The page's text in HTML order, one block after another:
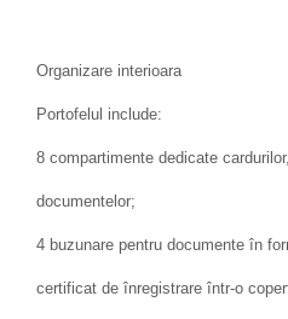
Organizare interioara
Portofelul include:
8 compartimente dedicate
documentelor;
4 buzunare pentru documente în
certificat de înregistrare într-o